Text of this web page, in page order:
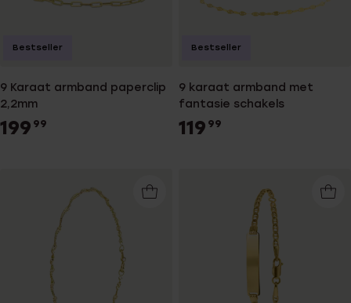
9 Karaat armband paperclip
2,2mm
199 99
Bestseller
9 karaat armband met
fantasie schakels
119 99
Bestseller